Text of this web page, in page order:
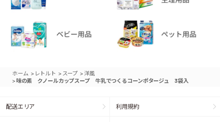
ホーム > レトルト > スープ > 洋風
> 味の素 クノールカップスープ 牛乳でつくるコーンポタージュ 3袋入
配送エリア 利用規約